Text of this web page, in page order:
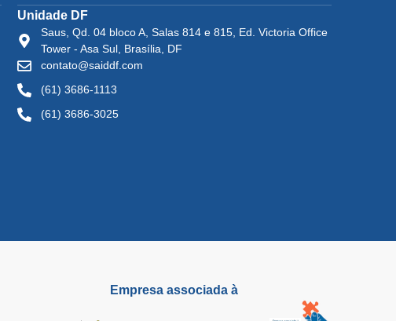
Unidade DF
Saus, Qd. 04 bloco A, Salas 814 e 815, Ed. Victoria Office
Tower - Asa Sul, Brasília, DF
contato@saiddf.com
(61) 3686-1113
(61) 3686-3025
Empresa associada à